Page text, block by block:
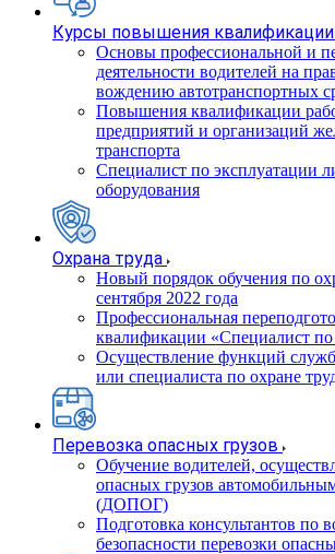
Курсы повышения квалификации
Основы профессиональной и
деятельности водителей на
вождению автотранспортных
Повышения квалификации
предприятий и организаций
транспорта
Специалист по эксплуатации
оборудования
Охрана труда
Новый порядок обучения по
сентября 2022 года
Профессиональная
квалификации «Специалист по
Осуществление функций
или специалиста по охране
Перевозка опасных грузов
Обучение водителей,
опасных грузов
(ДОПОГ)
Подготовка консультантов по
безопасности перевозки